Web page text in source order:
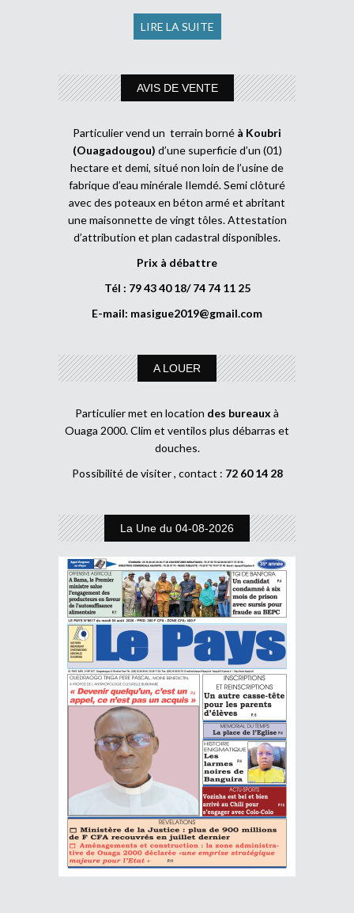
LIRE LA SUITE
AVIS DE VENTE
Particulier vend un terrain borné à Koubri
(Ouagadougou) d’une superficie d’un (01)
hectare et demi, situé non loin de l’usine de
fabrique d’eau minérale Ilemdé. Semi clôturé
avec des poteaux en béton armé et abritant
une maisonnette de vingt tôles. Attestation
d’attribution et plan cadastral disponibles.
Prix à débattre
Tél : 79 43 40 18/ 74 74 11 25
E-mail: masigue2019@gmail.com
A LOUER
Particulier met en location des bureaux à
Ouaga 2000. Clim et ventilos plus débarras et
douches.
Possibilité de visiter , contact : 72 60 14 28
La Une du 04-08-2026